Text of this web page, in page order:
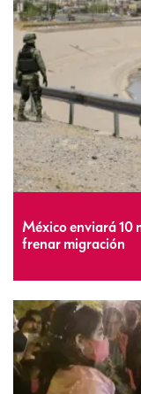
México enviará 10
frenar migración